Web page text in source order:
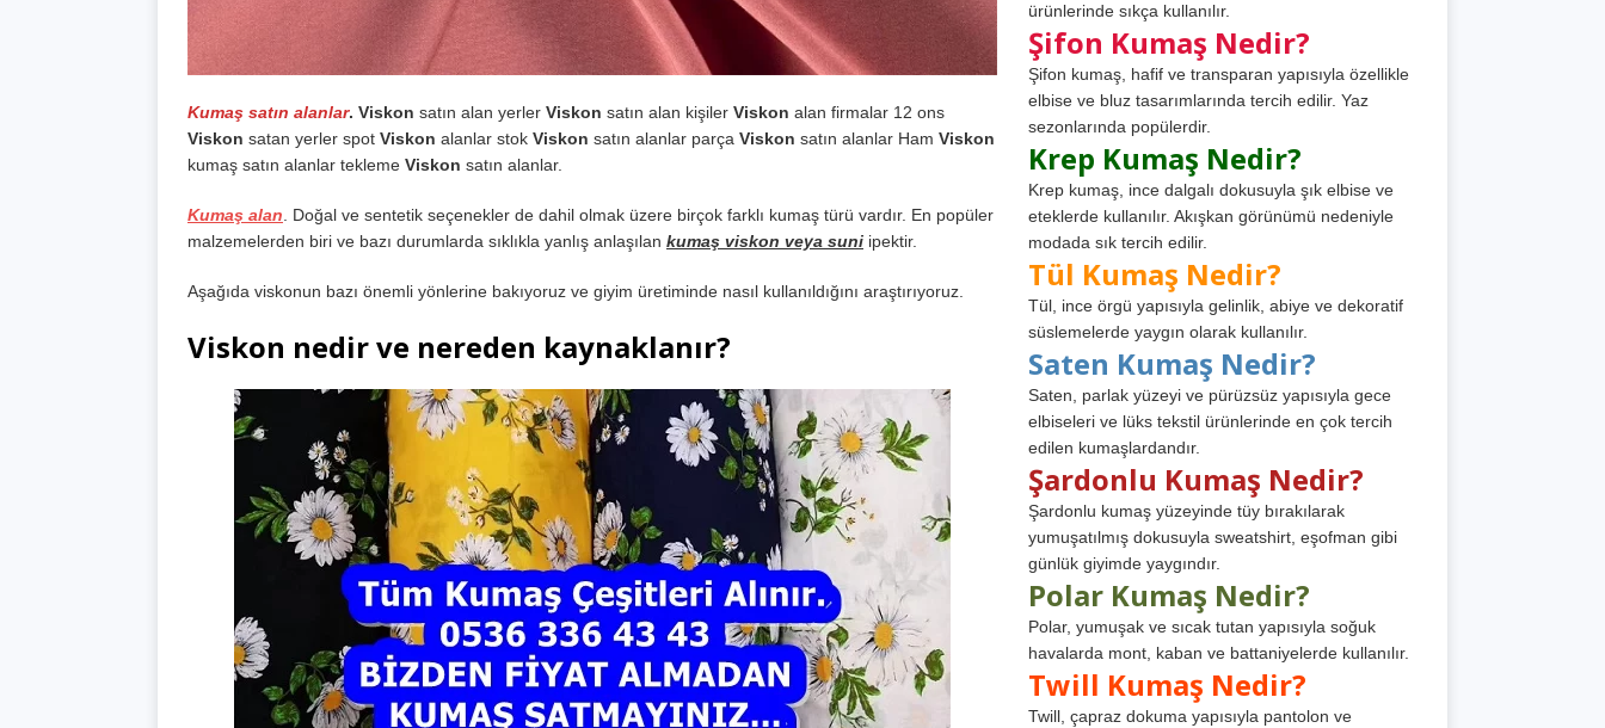
Kumaş satın alanlar. Viskon satın alan yerler Viskon satın alan kişiler Viskon alan firmalar 12 ons
Viskon satan yerler spot Viskon alanlar stok Viskon satın alanlar parça Viskon satın alanlar Ham Viskon
kumaş satın alanlar tekleme Viskon satın alanlar.
Kumaş alan. Doğal ve sentetik seçenekler de dahil olmak üzere birçok farklı kumaş türü vardır. En popüler
malzemelerden biri ve bazı durumlarda sıklıkla yanlış anlaşılan kumaş viskon veya suni ipektir.
Aşağıda viskonun bazı önemli yönlerine bakıyoruz ve giyim üretiminde nasıl kullanıldığını araştırıyoruz.
Viskon nedir ve nereden kaynaklanır?
ürünlerinde sıkça kullanılır.
Şifon Kumaş Nedir?
Şifon kumaş, hafif ve transparan yapısıyla özellikle
elbise ve bluz tasarımlarında tercih edilir. Yaz
sezonlarında popülerdir.
Krep Kumaş Nedir?
Krep kumaş, ince dalgalı dokusuyla şık elbise ve
eteklerde kullanılır. Akışkan görünümü nedeniyle
modada sık tercih edilir.
Tül Kumaş Nedir?
Tül, ince örgü yapısıyla gelinlik, abiye ve dekoratif
süslemelerde yaygın olarak kullanılır.
Saten Kumaş Nedir?
Saten, parlak yüzeyi ve pürüzsüz yapısıyla gece
elbiseleri ve lüks tekstil ürünlerinde en çok tercih
edilen kumaşlardandır.
Şardonlu Kumaş Nedir?
Şardonlu kumaş yüzeyinde tüy bırakılarak
yumuşatılmış dokusuyla sweatshirt, eşofman gibi
günlük giyimde yaygındır.
Polar Kumaş Nedir?
Polar, yumuşak ve sıcak tutan yapısıyla soğuk
havalarda mont, kaban ve battaniyelerde kullanılır.
Twill Kumaş Nedir?
Twill, çapraz dokuma yapısıyla pantolon ve